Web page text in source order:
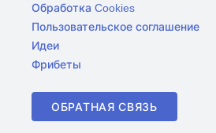
Обработка Cookies
Пользовательское соглашение
Идеи
Фрибеты
ОБРАТНАЯ СВЯЗЬ